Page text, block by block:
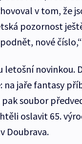
v tom, že
pozornost
nové
letošní novinkou.
na jaře fantasy
pak soubor
oslavit 65.
Doubrava.